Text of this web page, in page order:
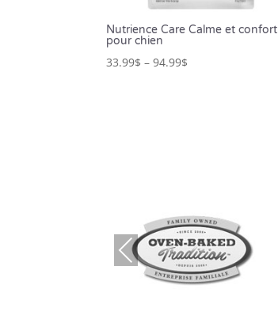
Nutrience Care Calme et confort
pour chien
33.99$ –94.99$
Prev
ious